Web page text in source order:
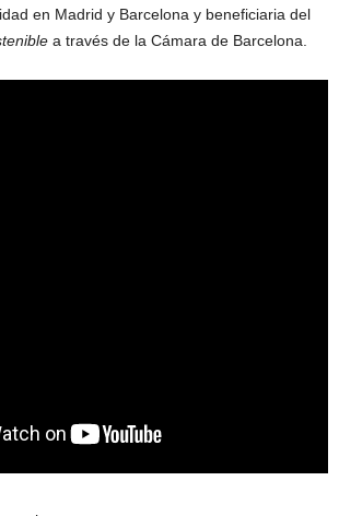
en Madrid y Barcelona y beneficiaria del
a través de la Cámara de Barcelona.